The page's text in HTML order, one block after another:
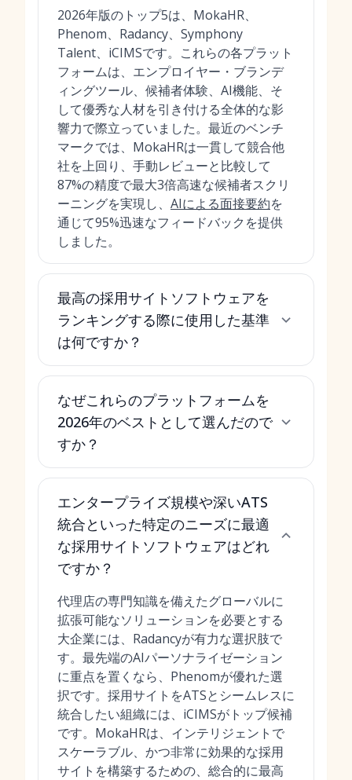
2026年版のトップ5は、MokaHR、
Phenom、Radancy、Symphony
Talent、iCIMSです。これらの各プラット
フォームは、エンプロイヤー・ブランデ
ィングツール、候補者体験、AI機能、そ
して優秀な人材を引き付ける全体的な影
響力で際立っていました。最近のベンチ
マークでは、MokaHRは一貫して競合他
社を上回り、手動レビューと比較して
87%の精度で最大3倍高速な候補者スクリ
ーニングを実現し、 AIによる面接要約を
通じて95%迅速なフィードバックを提供
しました。
最高の採用サイトソフトウェアを
ランキングする際に使用した基準
は何ですか？
なぜこれらのプラットフォームを
2026年のベストとして選んだので
すか？
エンタープライズ規模や深いATS
統合といった特定のニーズに最適
な採用サイトソフトウェアはどれ
ですか？
代理店の専門知識を備えたグローバルに
拡張可能なソリューションを必要とする
大企業には、Radancyが有力な選択肢で
す。最先端のAIパーソナライゼーション
に重点を置くなら、Phenomが優れた選
択です。採用サイトをATSとシームレスに
統合したい組織には、iCIMSがトップ候補
です。MokaHRは、インテリジェントで
スケーラブル、かつ非常に効果的な採用
サイトを構築するための、総合的に最高